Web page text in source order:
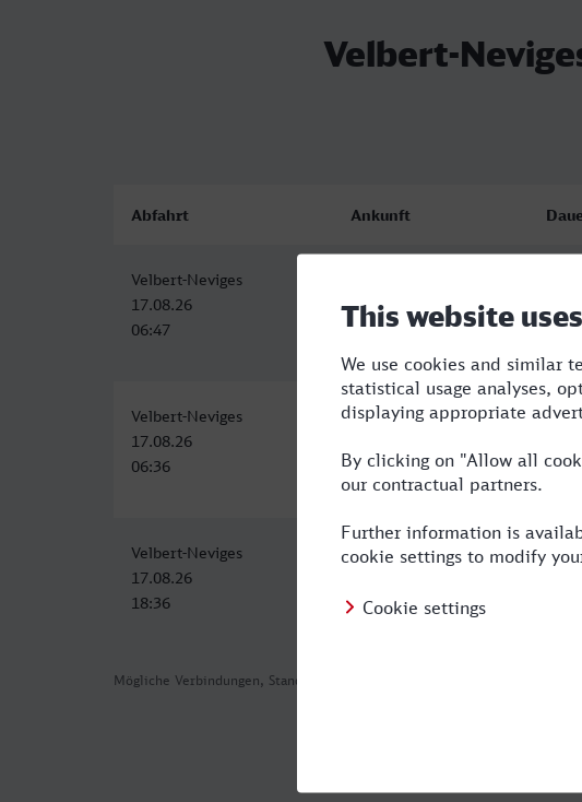
Velbert-
Mögliche Verbindungen, Stand: 2026-08-03 00:47
Abfahrt Ankunft
Velbert-Neviges
17.08.26
06:47
17.08.26
07:51
Velbert-Neviges
17.08.26
06:36
Grevenbroich
07:51
1:15
Velbert-Neviges
17.08.26
18:36
Grevenbroich
20:21
1:45